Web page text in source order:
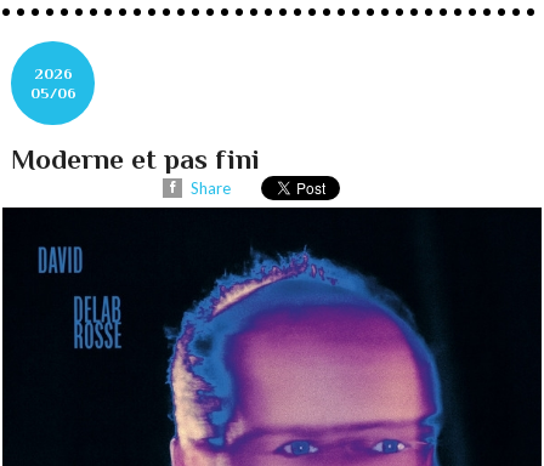
2026
05/06
Moderne et pas fini
Share